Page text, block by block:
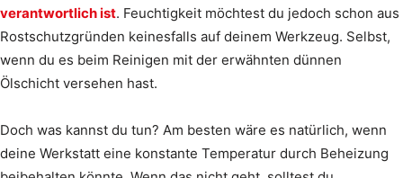
verantwortlich ist. Feuchtigkeit möchtest du jedoch schon aus
Rostschutzgründen keinesfalls auf deinem Werkzeug. Selbst,
wenn du es beim Reinigen mit der erwähnten dünnen
Ölschicht versehen hast.
Doch was kannst du tun? Am besten wäre es natürlich, wenn
deine Werkstatt eine konstante Temperatur durch Beheizung